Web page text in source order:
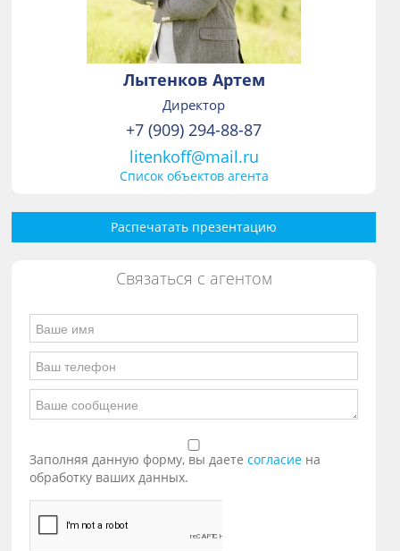
Лытенков Артем
Директор
+7 (909) 294-88-87
litenkoff@mail.ru
Список объектов агента
Распечатать презентацию
Связаться с агентом
Заполняя данную форму, вы даетесогласие на
обработку ваших данных.